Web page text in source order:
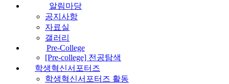
알림마당
공지사항
자료실
갤러리
Pre-College
[Pre-college] 전공탐색
학생혁신서포터즈
학생혁신서포터즈 활동